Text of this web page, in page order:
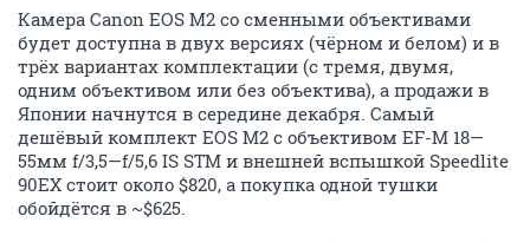
Камера Canon EOS M2 со сменными объективами
будет доступна в двух версиях (чёрном и белом) и в
трёх вариантах комплектации (с тремя, двумя,
одним объективом или без объектива), а продажи в
Японии начнутся в середине декабря. Самый
дешёвый комплект EOS M2 с объективом EF-M 18—
55мм f/3,5—f/5,6 IS STM и внешней вспышкой Speedlite
90EX стоит около $820, а покупка одной тушки
обойдётся в ~$625.